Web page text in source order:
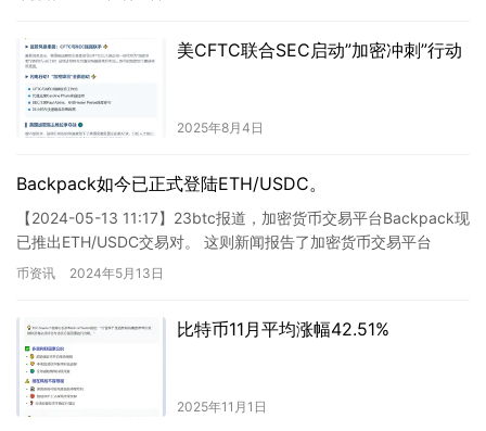
美CFTC联合SEC启动”加密冲刺”行动
2025年8月4日
Backpack如今已正式登陆ETH/USDC。
【2024-05-13 11:17】23btc报道，加密货币交易平台Backpack现
已推出ETH/USDC交易对。 这则新闻报告了加密货币交易平台
Backpack推出了以以太坊（…
币资讯 2024年5月13日
比特币11月平均涨幅42.51%
2025年11月1日